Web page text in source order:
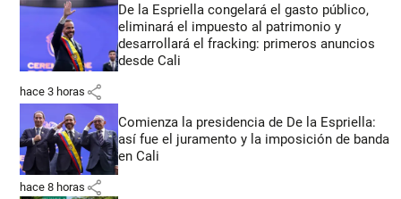
De la Espriella congelará el gasto público,
eliminará el impuesto al patrimonio y
desarrollará el fracking: primeros anuncios
desde Cali
hace 3 horas share
Comienza la presidencia de De la Espriella:
así fue el juramento y la imposición de banda
en Cali
hace 8 horas share